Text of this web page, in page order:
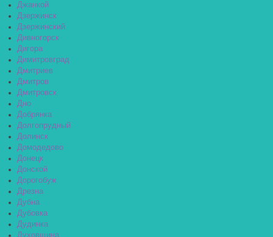
Джанкой
Дзержинск
Дзержинский
Дивногорск
Дигора
Димитровград
Дмитриев
Дмитров
Дмитровск
Дно
Добрянка
Долгопрудный
Долинск
Домодедово
Донецк
Донской
Дорогобуж
Дрезна
Дубна
Дубовка
Дудинка
Духовщина